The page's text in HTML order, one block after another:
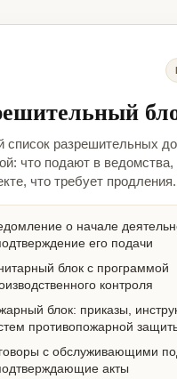
список разрешительных
что подают в
что требует продления.
о начале
его подачи
блок с программой
контроля
блок: приказы,
противопожарной
с обслуживающими
акты